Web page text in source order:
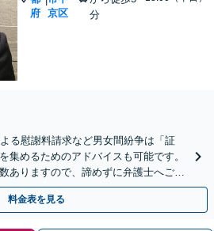
府 京区
分
る慰謝料請求など男女間紛争は「証
集めるためのアドバイスも可能です。
ありますので、諦めずに弁護士へご相
全個室】【子連れ相談可】
料金表を見る